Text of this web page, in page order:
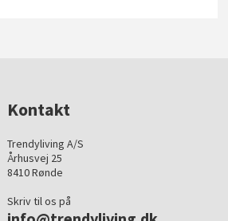
Kontakt
Trendyliving A/S
Århusvej 25
8410 Rønde
Skriv til os på